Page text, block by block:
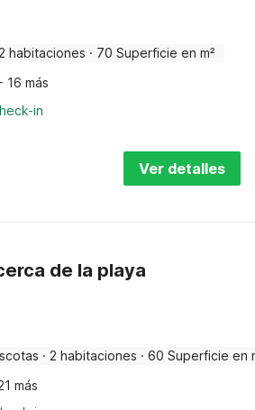
2 habitaciones · 70 Superficie en m²
16 más
in
Ver detalles
de la playa
· 2 habitaciones · 60 Superficie en
más